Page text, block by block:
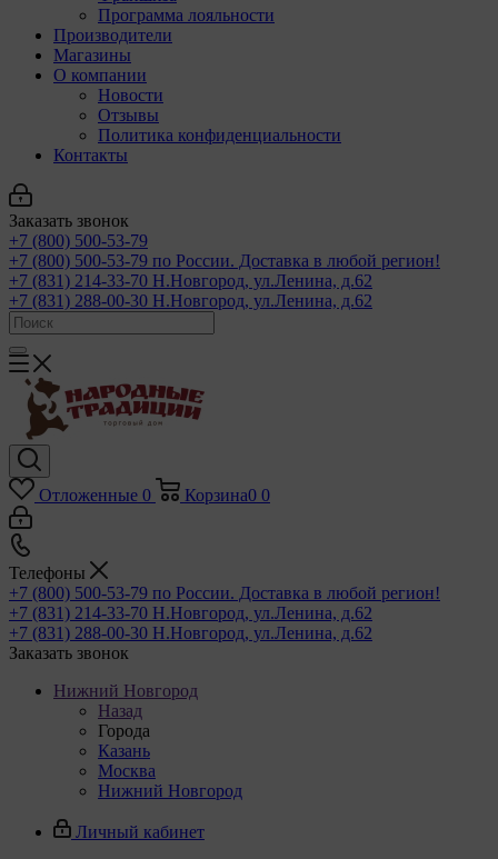
Программа лояльности
Производители
Магазины
О компании
Новости
Отзывы
Политика конфиденциальности
Контакты
Заказать звонок
+7 (800) 500-53-79
+7 (800) 500-53-79 по России. Доставка в любой регион!
+7 (831) 214-33-70 Н.Новгород, ул.Ленина, д.62
+7 (831) 288-00-30 Н.Новгород, ул.Ленина, д.62
Отложенные 0 Корзина0 0
Телефоны
+7 (800) 500-53-79 по России. Доставка в любой регион!
+7 (831) 214-33-70 Н.Новгород, ул.Ленина, д.62
+7 (831) 288-00-30 Н.Новгород, ул.Ленина, д.62
Заказать звонок
Нижний Новгород
Назад
Города
Казань
Москва
Нижний Новгород
Личный кабинет